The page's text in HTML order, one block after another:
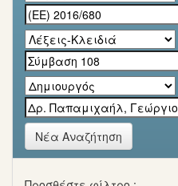
Νέα Αναζήτηση